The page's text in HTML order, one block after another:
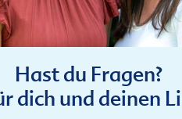
Hast du Fragen?
dich und deinen